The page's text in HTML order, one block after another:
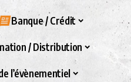
Banque / Crédit
/ Distribution
l’évènementiel